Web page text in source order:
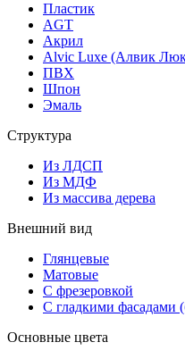
Пластик
AGT
Акрил
Alvic Luxe (Алвик
ПВХ
Шпон
Эмаль
Структура
Из ЛДСП
Из МДФ
Из массива дерева
Внешний вид
Глянцевые
Матовые
С фрезеровкой
С гладкими фасадами
Основные цвета